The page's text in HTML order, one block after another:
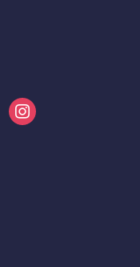
instagram